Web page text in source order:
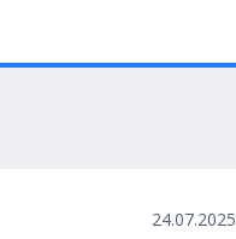
24.07.2025